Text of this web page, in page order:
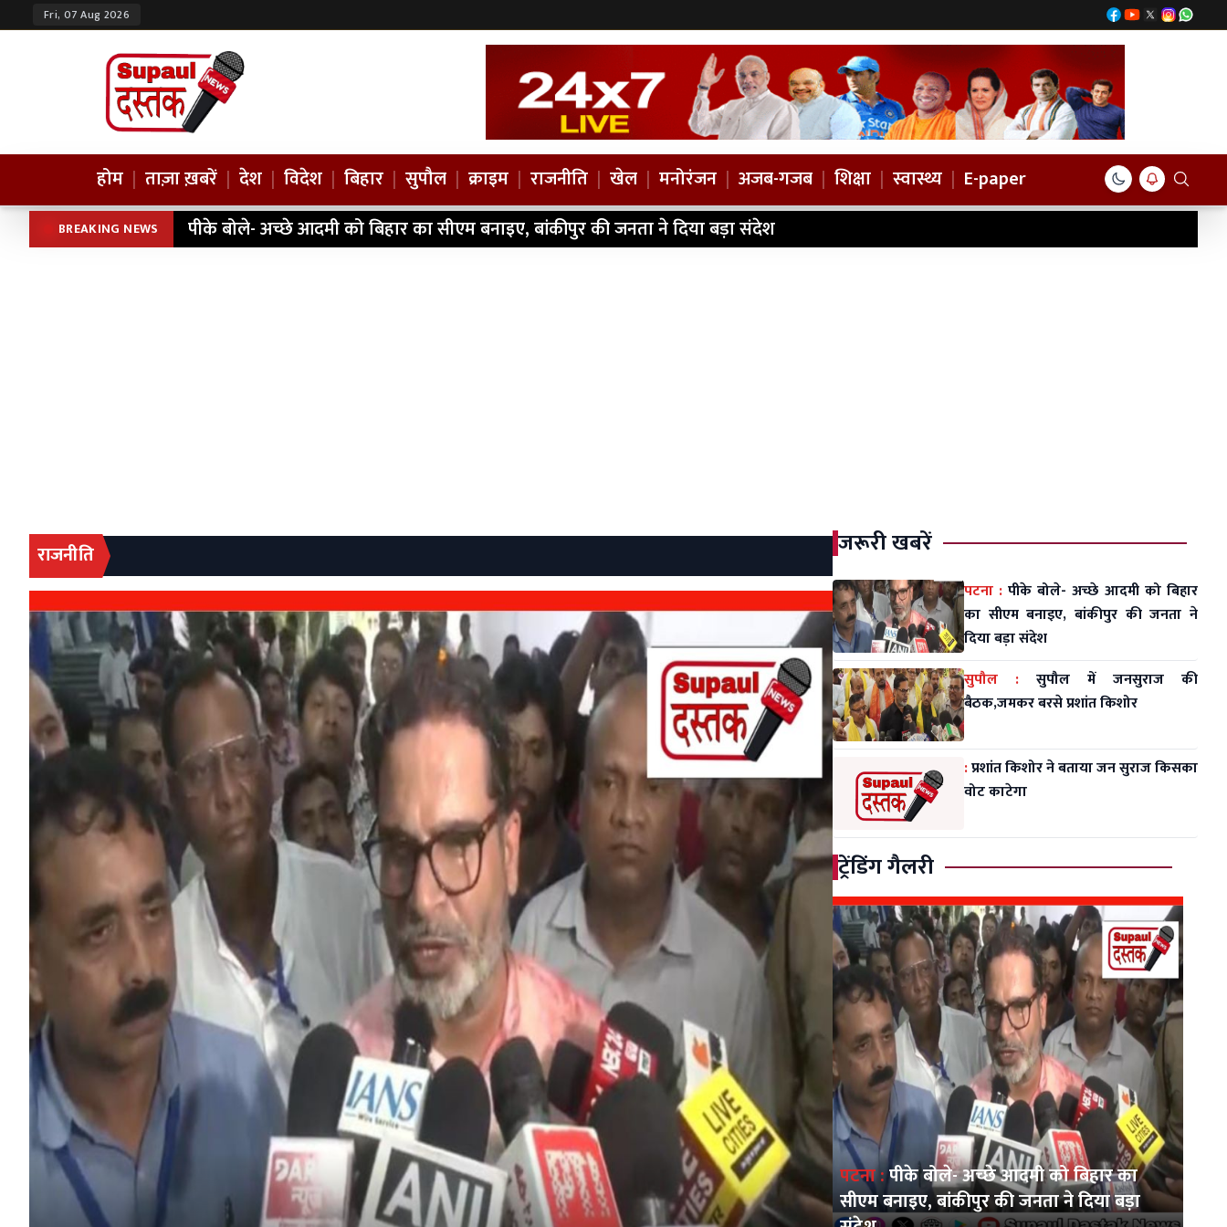
Fri, 07 Aug 2026
होम | ताज़ा ख़बरें | देश | विदेश | बिहार | सुपौल | क्राइम | राजनीति | खेल | मनोरंजन | अजब-गजब | शिक्षा | स्वास्थ्य | E-paper
BREAKING NEWS पथरा चौक के समीप पुष्प विमान बस ने बाइक को मारी टक्कर, नव विवाहित युवक की मौत; महिला व मासूम घायल
राजनीति जरूरी खबरें
पटना : पीके बोले- अच्छे आदमी को बिहार
का सीएम बनाइए, बांकीपुर की जनता ने
दिया बड़ा संदेश
सुपौल :
सुपौल में जनसुराज की
बैठक,जमकर बरसे प्रशांत किशोर
:प्रशांत किशोर ने बताया जन सुराज किसका
वोट काटेगा
ट्रेंडिंग गैलरी
पटना :पीके बोले- अच्छे आदमी को बिहार का
सीएम बनाइए, बांकीपुर की जनता ने दिया बड़ा